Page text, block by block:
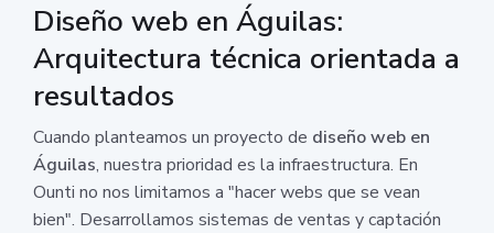
Diseño web en Águilas:
Arquitectura técnica orientada a
resultados
Cuando planteamos un proyecto de diseño web en
Águilas, nuestra prioridad es la infraestructura. En
Ounti no nos limitamos a "hacer webs que se vean
bien". Desarrollamos sistemas de ventas y captación